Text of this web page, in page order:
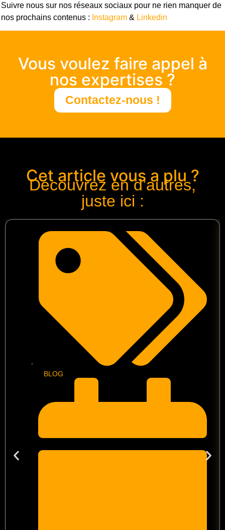
Suivre nous sur nos réseaux sociaux pour ne rien manquer de
nos prochains contenus : Instagram & Linkedin
Vous voulez faire appel à
nos expertises ?
Contactez-nous !
Cet article vous a plu ?
Découvrez en d’autres,
juste ici :
BLOG